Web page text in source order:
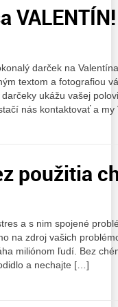
VALENTÍN!
darček na
textom a fotografiou
ukážu vašej
nás kontaktovať a
použitia
a s nim spojené
na zdroj vašich
miliónom ľudí. Bez
a nechajte […]